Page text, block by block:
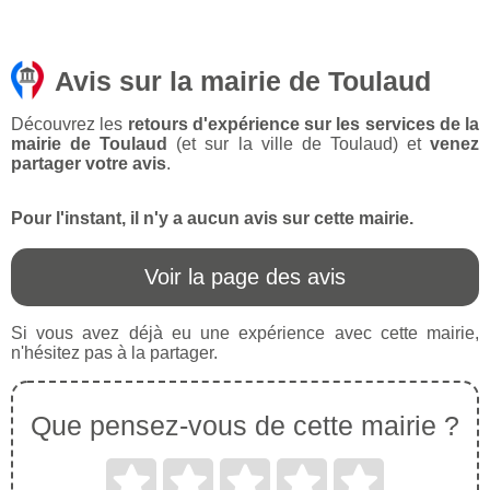
Avis sur la mairie de Toulaud
Découvrez les retours d'expérience sur les services de la
mairie de Toulaud
(et sur la ville de Toulaud) etvenez
partager votre avis.
Pour l'instant, il n'y a aucun avis sur cette mairie.
Voir la page des avis
Si vous avez déjà eu une expérience avec cette mairie,
n'hésitez pas à la partager.
Que pensez-vous de cette mairie ?